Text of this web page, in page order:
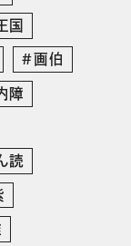
国
画伯
障
読